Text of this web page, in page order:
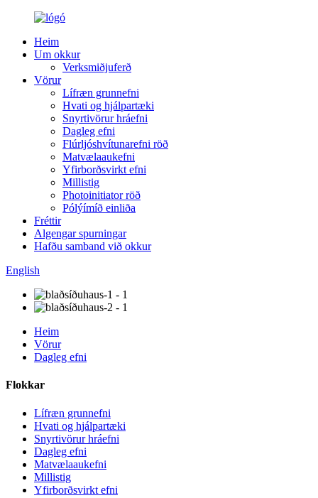
Heim
Um okkur
Verksmiðjuferð
Vörur
Lífræn grunnefni
Hvati og hjálpartæki
Snyrtivörur hráefni
Dagleg efni
Flúrljóshvítunarefni röð
Matvælaaukefni
Yfirborðsvirkt efni
Millistig
Photoinitiator röð
Pólýímíð einliða
Fréttir
Algengar spurningar
Hafðu samband við okkur
English
Heim
Vörur
Dagleg efni
Flokkar
Lífræn grunnefni
Hvati og hjálpartæki
Snyrtivörur hráefni
Dagleg efni
Matvælaaukefni
Millistig
Yfirborðsvirkt efni